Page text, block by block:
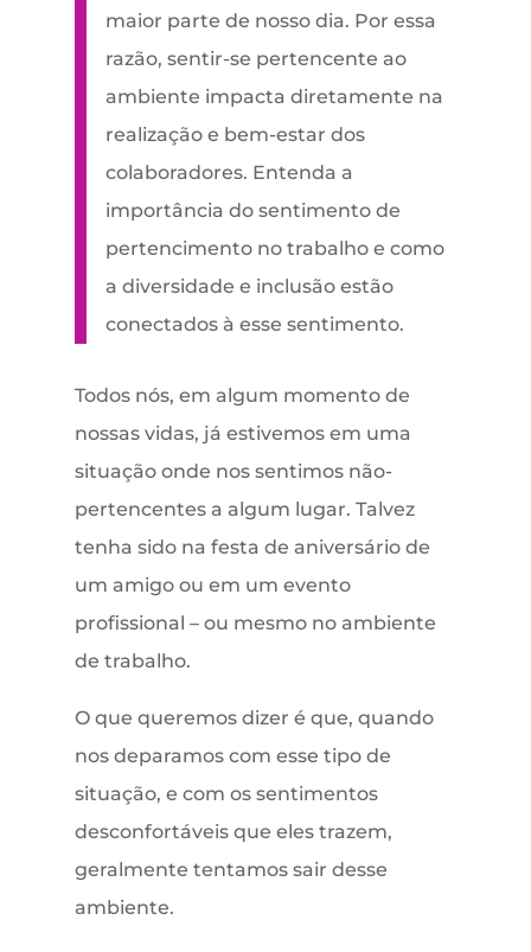
maior parte de nosso dia. Por essa
razão, sentir-se pertencente ao
ambiente impacta diretamente na
realização e bem-estar dos
colaboradores. Entenda a
importância do sentimento de
pertencimento no trabalho e como
a diversidade e inclusão estão
conectados à esse sentimento.
Todos nós, em algum momento de
nossas vidas, já estivemos em uma
situação onde nos sentimos não-
pertencentes a algum lugar. Talvez
tenha sido na festa de aniversário de
um amigo ou em um evento
profissional – ou mesmo no ambiente
de trabalho.
O que queremos dizer é que, quando
nos deparamos com esse tipo de
situação, e com os sentimentos
desconfortáveis que eles trazem,
geralmente tentamos sair desse
ambiente.